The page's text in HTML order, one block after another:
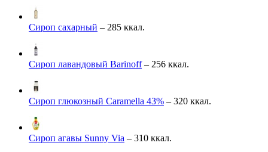
Сироп сахарный – 285 ккал.
Сироп лавандовый Barinoff– 256 ккал.
Сироп глюкозный Caramella 43% – 320 ккал.
Сироп агавы Sunny Via – 310 ккал.